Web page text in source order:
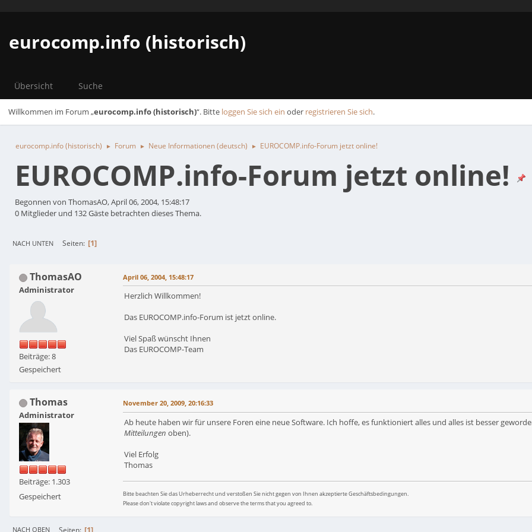
eurocomp.info (historisch)
Übersicht Suche
Willkommen im Forum „eurocomp.info (historisch)“. Bitte loggen Sie sich ein oder registrieren Sie sich.
eurocomp.info (historisch) ► Forum ► Neue Informationen (deutsch) ► EUROCOMP.info-Forum jetzt online!
EUROCOMP.info-Forum jetzt online!
Begonnen von ThomasAO, April 06, 2004, 15:48:17
0 Mitglieder und 132 Gäste betrachten dieses Thema.
NACH UNTEN Seiten 1
ThomasAO
Administrator
Beiträge: 8
Gespeichert
April 06, 2004, 15:48:17
Herzlich Willkommen!
Das EUROCOMP.info-Forum ist jetzt online.
Viel Spaß wünscht Ihnen
Das EUROCOMP-Team
Thomas
Administrator
Beiträge: 1.303
Gespeichert
November 20, 2009, 20:16:33
Ab heute haben wir für unsere Foren eine neue Software. Ich hoffe, es funktioniert alles und alles ist besser
Mitteilungen oben).
Viel Erfolg
Thomas
Bitte beachten Sie das Urheberrecht und verstoßen Sie nicht gegen von Ihnen akzeptierte Geschäftsbedingungen.
Please don't violate copyright laws and observe the terms that you agreed to.
NACH OBEN Seiten 1